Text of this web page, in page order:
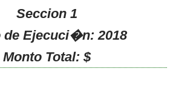
Seccion 1
de Ejecuci�n: 2018
Monto Total: $